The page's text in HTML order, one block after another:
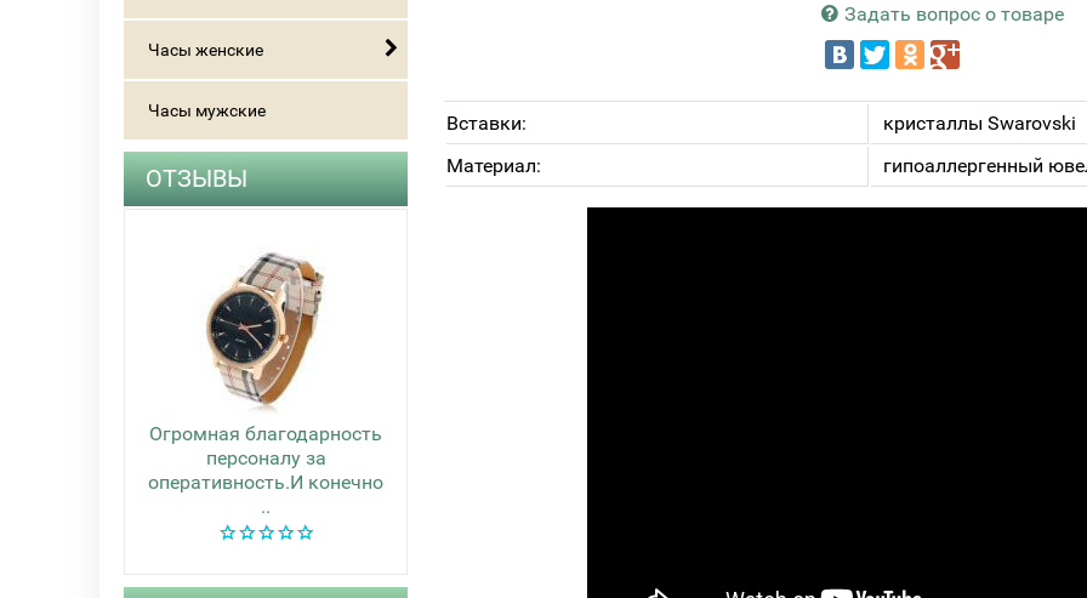
Часы женские
Часы мужские
ОТЗЫВЫ
Огромная благодарность
персоналу за
оперативность.И конечно
..
Задать вопрос о товаре
Вставки:
кристаллы Swarovski
Материал:
гипоаллергенный